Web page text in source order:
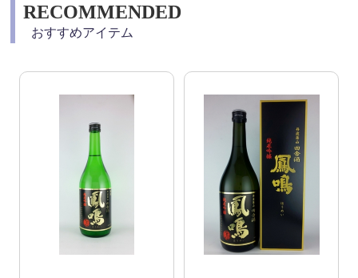
RECOMMENDED
おすすめアイテム